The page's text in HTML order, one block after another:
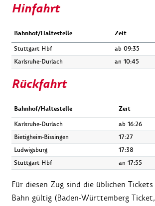
Hinfahrt
Bahnhof/Haltestelle Zeit
Stuttgart Hbf
ab 09:35
Karlsruhe-Durlach
an 10:45
Rückfahrt
Bahnhof/Haltestelle Zeit
Karlsruhe-Durlach
ab 16:26
Bietigheim-Bissingen
17:27
Ludwigsburg
17:38
Stuttgart Hbf
an 17:55
Für diesen Zug sind die üblichen
Bahn gültig (Baden-Württemberg